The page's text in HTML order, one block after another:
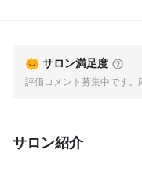
サロン満足度
評価コメント募集中です。
サロン紹介